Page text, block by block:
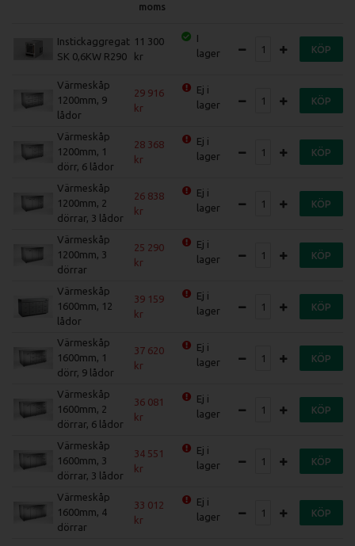
moms
Instickaggregat
SK 0,6KW R290
11 300
I
lager
KÖP
Värmeskåp
1200mm, 9
lådor
29 916
Ej i
lager
KÖP
Värmeskåp
1200mm, 1
dörr, 6 lådor
28 368
Ej i
lager
KÖP
Värmeskåp
1200mm, 2
dörrar, 3 lådor
26 838
Ej i
lager
KÖP
Värmeskåp
1200mm, 3
dörrar
25 290
Ej i
lager
KÖP
Värmeskåp
1600mm, 12
lådor
39 159
Ej i
lager
KÖP
Värmeskåp
1600mm, 1
dörr, 9 lådor
37 620
Ej i
lager
KÖP
Värmeskåp
1600mm, 2
dörrar, 6 lådor
36 081
Ej i
lager
KÖP
Värmeskåp
1600mm, 3
dörrar, 3 lådor
34 551
Ej i
lager
KÖP
Värmeskåp
1600mm, 4
dörrar
33 012
Ej i
lager
KÖP